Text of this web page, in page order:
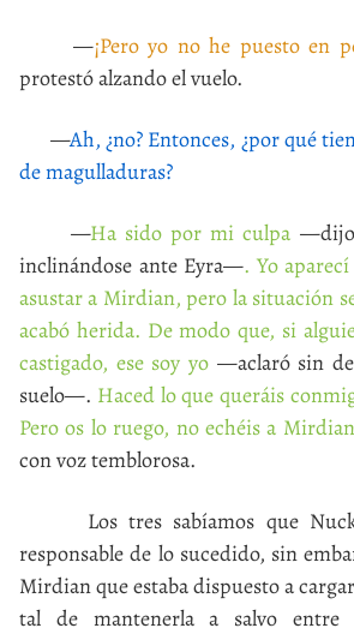
—¡Pero yo no he puesto en
protestó alzando el vuelo.
—Ah, ¿no? Entonces, ¿por qué
de magulladuras?
—Ha sido por mi culpa —dijo
inclinándose ante Eyra—. Yo
asustar a Mirdian, pero la situación
acabó herida. De modo que, si
castigado, ese soy yo —aclaró sin
suelo—. Haced lo que queráis
Pero os lo ruego, no echéis a
con voz temblorosa.
Los tres sabíamos que
responsable de lo sucedido, sin
Mirdian que estaba dispuesto a
tal de mantenerla a salvo